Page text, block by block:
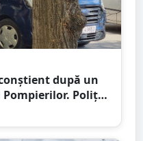
după un
Poliția